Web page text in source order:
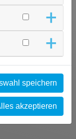
speichern
akzeptieren